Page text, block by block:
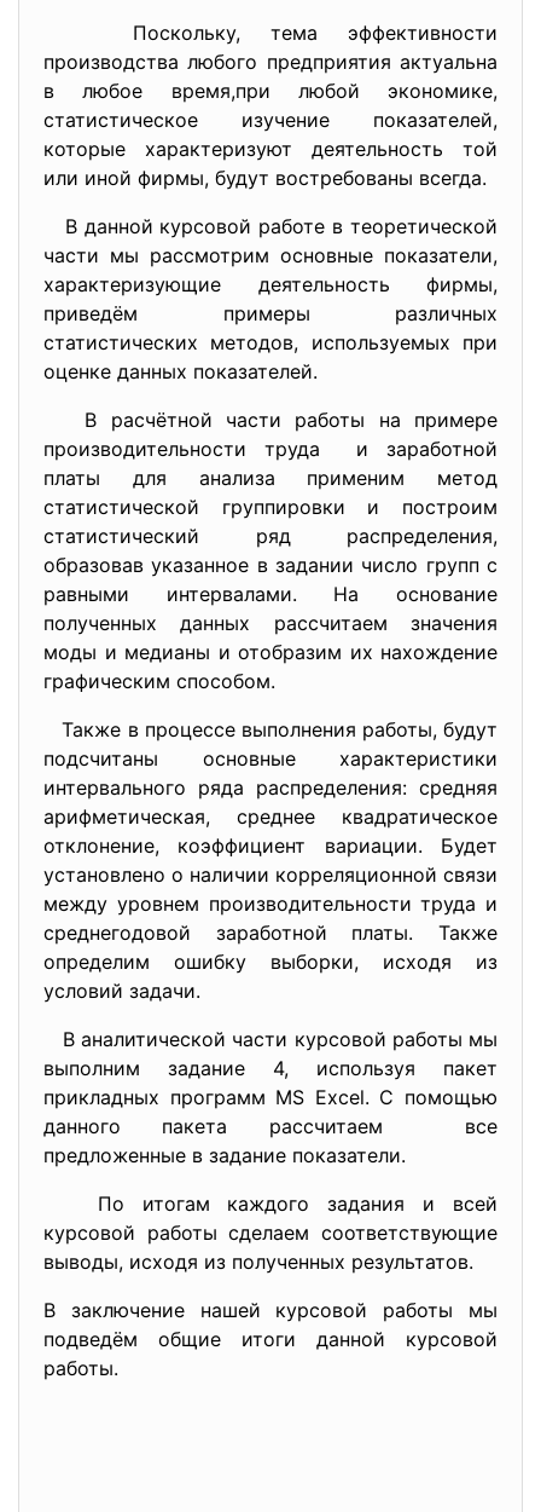
Поскольку, тема эффективности
производства любого предприятия актуальна
в любое время,при любой экономике,
статистическое изучение показателей,
которые характеризуют деятельность той
или иной фирмы, будут востребованы всегда.
В данной курсовой работе в теоретической
части мы рассмотрим основные показатели,
характеризующие деятельность фирмы,
приведём примеры различных
статистических методов, используемых при
оценке данных показателей.
В расчётной части работы на примере
производительности труда и заработной
платы для анализа применим метод
статистической группировки и построим
статистический ряд распределения,
образовав указанное в задании число групп с
равными интервалами. На основание
полученных данных рассчитаем значения
моды и медианы и отобразим их нахождение
графическим способом.
Также в процессе выполнения работы, будут
подсчитаны основные характеристики
интервального ряда распределения: средняя
арифметическая, среднее квадратическое
отклонение, коэффициент вариации. Будет
установлено о наличии корреляционной связи
между уровнем производительности труда и
среднегодовой заработной платы. Также
определим ошибку выборки, исходя из
условий задачи.
В аналитической части курсовой работы мы
выполним задание 4, используя пакет
прикладных программ MS Exсel. С помощью
данного пакета рассчитаем все
предложенные в задание показатели.
По итогам каждого задания и всей
курсовой работы сделаем соответствующие
выводы, исходя из полученных результатов.
В заключение нашей курсовой работы мы
подведём общие итоги данной курсовой
работы.